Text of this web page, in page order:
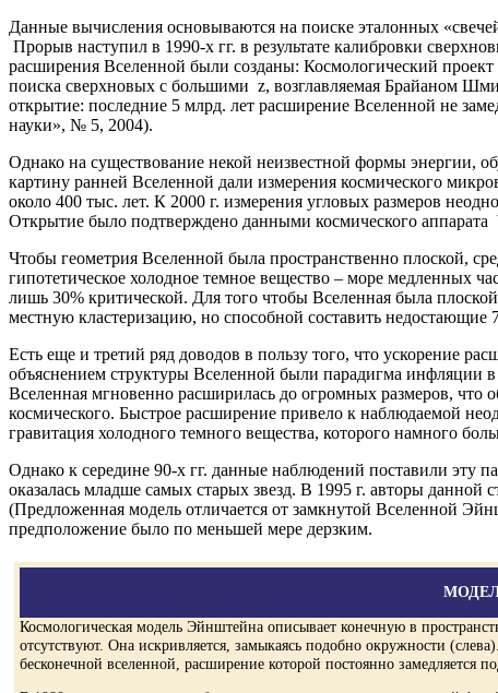
Данные вычисления основываются на поиске эталонных
Прорыв наступил в 1990-х гг. в результате калибровки
расширения Вселенной были созданы: Космологический
поиска сверхновых с большими z, возглавляемая Брайаном
открытие: последние 5 млрд. лет расширение Вселенной не
науки», № 5, 2004).
Однако на существование некой неизвестной формы энергии,
картину ранней Вселенной дали измерения космического
около 400 тыс. лет. К 2000 г. измерения угловых размеров
Открытие было подтверждено данными космического
Чтобы геометрия Вселенной была пространственно плоской,
гипотетическое холодное темное вещество – море медленных
лишь 30% критической. Для того чтобы Вселенная была
местную кластеризацию, но способной составить
Есть еще и третий ряд доводов в пользу того, что ускорение
объяснением структуры Вселенной были парадигма инфляции
Вселенная мгновенно расширилась до огромных размеров, что
космического. Быстрое расширение привело к наблюдаемой
гравитация холодного темного вещества, которого намного
Однако к середине 90-х гг. данные наблюдений поставили эту
оказалась младше самых старых звезд. В 1995 г. авторы данной
(Предложенная модель отличается от замкнутой Вселенной
предположение было по меньшей мере дерзким.
Космологическая модель Эйнштейна описывает конечную в
отсутствуют. Она искривляется, замыкаясь подобно окружности
бесконечной вселенной, расширение которой постоянно замедляется